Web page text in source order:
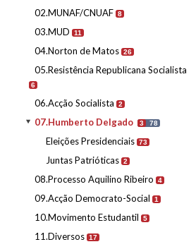
02.MUNAF/CNUAF 8
03.MUD 11
04.Norton de Matos 26
05.Resistência Republicana Socialista
6
06.Acção Socialista 2
07.Humberto Delgado 3 78
Eleições Presidenciais 73
Juntas Patrióticas 2
08.Processo Aquilino Ribeiro 4
09.Acção Democrato-Social 1
10.Movimento Estudantil 5
11.Diversos 17